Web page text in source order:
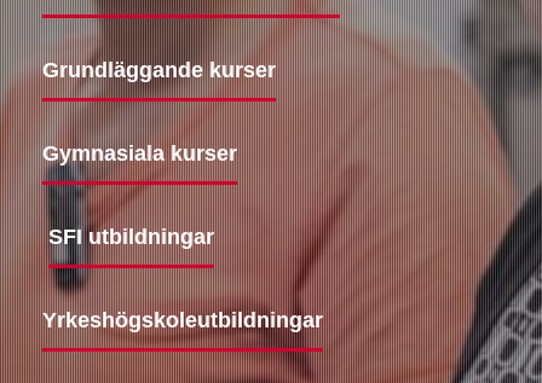
Grundläggande kurser
Gymnasiala kurser
SFI utbildningar
Yrkeshögskoleutbildningar